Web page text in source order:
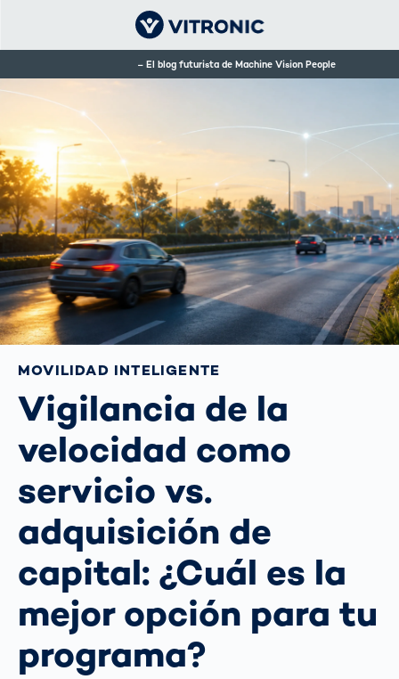
El blog futurista de Machine Vision People
MOVILIDAD INTELIGENTE
Vigilancia de la
velocidad como
servicio vs.
adquisición de
capital: ¿Cuál es la
mejor opción para tu
programa?